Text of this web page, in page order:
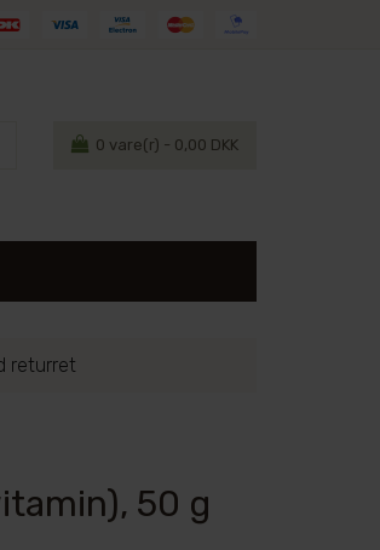
0 vare(r) - 0,00 DKK
returret
50 g